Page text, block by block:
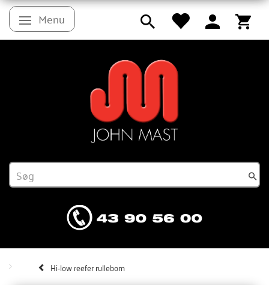
Skifte navigation
Menu
Hi-low reefer rullebom